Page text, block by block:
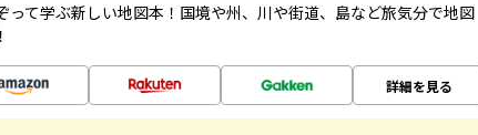
って学ぶ新しい地図本！国境や州、川や街道、島など旅気分で地図
詳細を見る